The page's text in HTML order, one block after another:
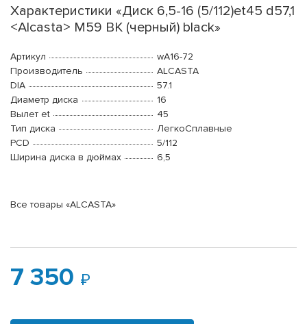
Характеристики «Диск 6,5-16 (5/112)et45 d57,1
<Alcasta> M59 BK (черный) black»
Артикул
wA16-72
Производитель
ALCASTA
DIA
57.1
Диаметр диска
16
Вылет et
45
Тип диска
ЛегкоСплавные
PCD
5/112
Ширина диска в дюймах
6,5
Все товары «ALCASTA»
7 350